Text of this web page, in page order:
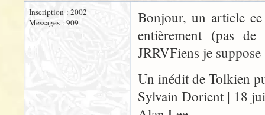
Inscription : 2002
Messages : 909
Bonjour, un article
entièrement (pas
JRRVFiens je suppose
Un inédit de Tolkien
Sylvain Dorient | 18